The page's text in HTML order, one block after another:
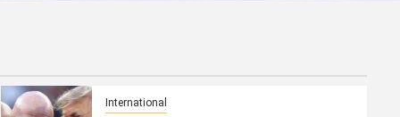
International